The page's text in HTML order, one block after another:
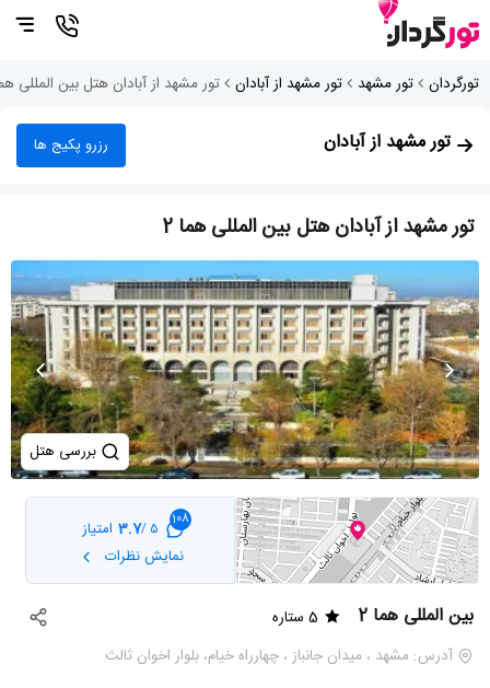
تورگردان تور مشهد تور مشهد از آبادان تور مشهد از آبادان هتل بین المللی
تور مشهد از آبادان رزرو پکیج ها
تور مشهد از آبادان هتل بین المللی هما 2
بررسی هتل
108
5 /
3.7 امتیاز
نمایش نظرات
بین المللی هما 2
5 ستاره
آدرس: مشهد ، میدان جانباز ، چهارراه خیام، بلوار اخوان ثالث